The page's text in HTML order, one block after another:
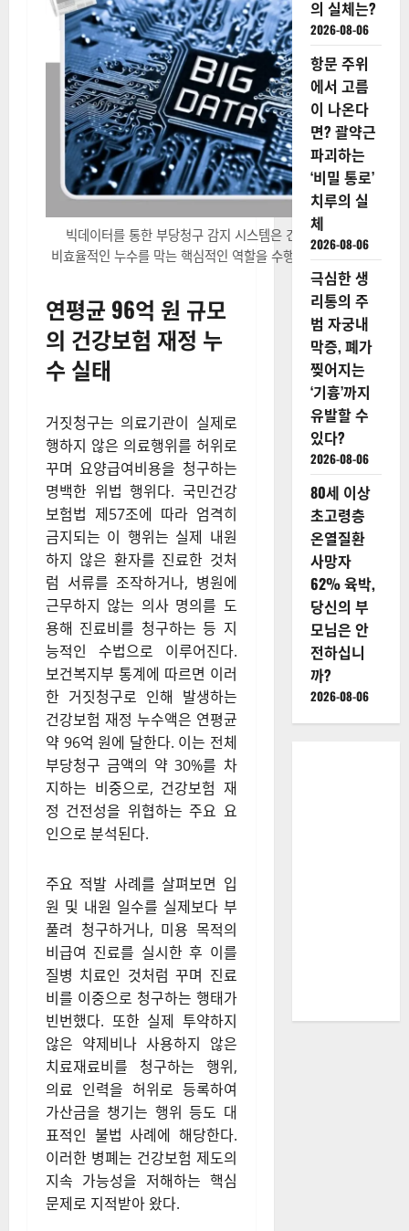
빅데이터를 통한 부당청구 감지 시스템은 건강보험 재정의
비효율적인 누수를 막는 핵심적인 역할을 수행한다. (사진=캔바)
연평균 96억 원 규모
의 건강보험 재정 누
수 실태
거짓청구는 의료기관이 실제로
행하지 않은 의료행위를 허위로
꾸며 요양급여비용을 청구하는
명백한 위법 행위다. 국민건강
보험법 제57조에 따라 엄격히
금지되는 이 행위는 실제 내원
하지 않은 환자를 진료한 것처
럼 서류를 조작하거나, 병원에
근무하지 않는 의사 명의를 도
용해 진료비를 청구하는 등 지
능적인 수법으로 이루어진다.
보건복지부 통계에 따르면 이러
한 거짓청구로 인해 발생하는
건강보험 재정 누수액은 연평균
약 96억 원에 달한다. 이는 전체
부당청구 금액의 약 30%를 차
지하는 비중으로, 건강보험 재
정 건전성을 위협하는 주요 요
인으로 분석된다.
주요 적발 사례를 살펴보면 입
원 및 내원 일수를 실제보다 부
풀려 청구하거나, 미용 목적의
비급여 진료를 실시한 후 이를
질병 치료인 것처럼 꾸며 진료
비를 이중으로 청구하는 행태가
빈번했다. 또한 실제 투약하지
않은 약제비나 사용하지 않은
치료재료비를 청구하는 행위,
의료 인력을 허위로 등록하여
가산금을 챙기는 행위 등도 대
표적인 불법 사례에 해당한다.
이러한 병폐는 건강보험 제도의
지속 가능성을 저해하는 핵심
문제로 지적받아 왔다.
의 실체는?
2026-08-06
항문 주위
에서 고름
이 나온다
면? 괄약근
파괴하는
‘비밀 통로’
치루의 실
체
2026-08-06
극심한 생
리통의 주
범 자궁내
막증, 폐가
찢어지는
‘기흉’까지
유발할 수
있다?
2026-08-06
80세 이상
초고령층
온열질환
사망자
62% 육박,
당신의 부
모님은 안
전하십니
까?
2026-08-06